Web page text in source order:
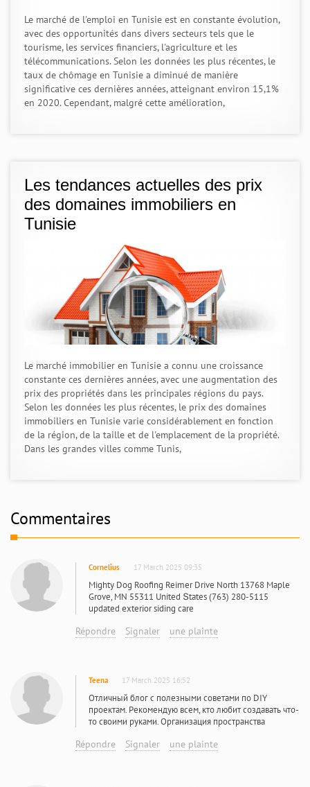
Le marché de l'emploi en Tunisie est en constante évolution,
avec des opportunités dans divers secteurs tels que le
tourisme, les services financiers, l'agriculture et les
télécommunications. Selon les données les plus récentes, le
taux de chômage en Tunisie a diminué de manière
significative ces dernières années, atteignant environ 15,1%
en 2020. Cependant, malgré cette amélioration,
Les tendances actuelles des prix
des domaines immobiliers en
Tunisie
Le marché immobilier en Tunisie a connu une croissance
constante ces dernières années, avec une augmentation des
prix des propriétés dans les principales régions du pays.
Selon les données les plus récentes, le prix des domaines
immobiliers en Tunisie varie considérablement en fonction
de la région, de la taille et de l'emplacement de la propriété.
Dans les grandes villes comme Tunis,
Commentaires
Cornelius 17 March 2025 09:35
Mighty Dog Roofing Reimer Drive North 13768 Maple
Grove, MN 55311 United Տtates (763) 280-5115
updated exterior siding care
Répondre Signaler une plainte
Teena 17 March 2025 16:52
Отличный блог с полезными советами по DIY
проектам. Рекомендую всем, кто любит создавать что-
то своими руками. Организация пространства
Répondre Signaler une plainte